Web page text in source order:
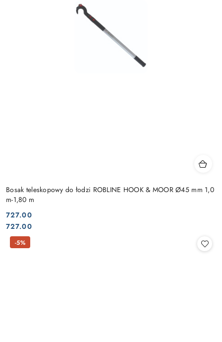
Bosak teleskopowy do łodzi ROBLINE HOOK & MOOR Ø45 mm 1,0
m-1,80 m
Cena:
727.00
Cena:
727.00
-5%